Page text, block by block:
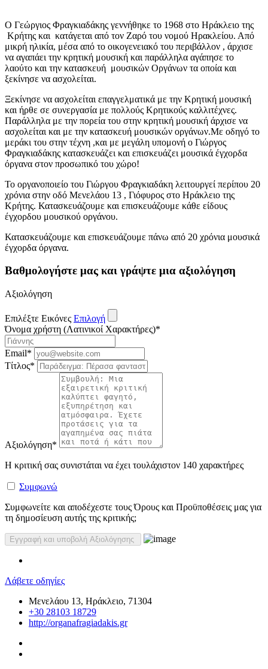
Ο Γεώργιος Φραγκιαδάκης γεννήθηκε το 1968 στο Ηράκλειο της
Κρήτης και κατάγεται από τον Ζαρό του νομού Ηρακλείου. Από
μικρή ηλικία, μέσα από το οικογενειακό του περιβάλλον , άρχισε
να αγαπάει την κρητική μουσική και παράλληλα αγάπησε το
λαούτο και την κατασκευή μουσικών Οργάνων τα οποία και
ξεκίνησε να ασχολείται.
Ξεκίνησε να ασχολείται επαγγελματικά με την Κρητική μουσική
και ήρθε σε συνεργασία με πολλούς Κρητικούς καλλιτέχνες.
Παράλληλα με την πορεία του στην κρητική μουσική άρχισε να
ασχολείται και με την κατασκευή μουσικών οργάνων.Με οδηγό το
μεράκι του στην τέχνη ,και με μεγάλη υπομονή ο Γιώργος
Φραγκιαδάκης κατασκευάζει και επισκευάζει μουσικά έγχορδα
όργανα στον προσωπικό του χώρο!
Το οργανοποιείο του Γιώργου Φραγκιαδάκη λειτουργεί περίπου 20
χρόνια στην οδό Μενελάου 13 , Γιόφυρος στο Ηράκλειο της
Κρήτης. Κατασκευάζουμε και επισκευάζουμε κάθε είδους
έγχορδου μουσικού οργάνου.
Κατασκευάζουμε και επισκευάζουμε πάνω από 20 χρόνια μουσικά
έγχορδα όργανα.
Βαθμολογήστε μας και γράψτε μια αξιολόγηση
Αξιολόγηση
Επιλέξτε Εικόνες Επιλογή
Όνομα χρήστη (Λατινικοί Χαρακτήρες)*
Email*
Τίτλος*
Αξιολόγηση*
Η κριτική σας συνιστάται να έχει τουλάχιστον 140 χαρακτήρες
Συμφωνώ
Συμφωνείτε και αποδέχεστε τους Όρους και Προϋποθέσεις μας για
τη δημοσίευση αυτής της κριτικής;
Λάβετε οδηγίες
Μενελάου 13, Ηράκλειο, 71304
+30 28103 18729
http://organafragiadakis.gr